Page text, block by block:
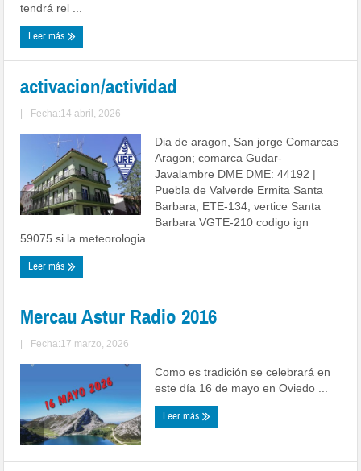
tendrá rel ...
Leer más
activacion/actividad
| Fecha:14 abril, 2026
Dia de aragon, San jorge Comarcas
Aragon; comarca Gudar-
Javalambre DME DME: 44192 |
Puebla de Valverde Ermita Santa
Barbara, ETE-134, vertice Santa
Barbara VGTE-210 codigo ign
59075 si la meteorologia ...
Leer más
Mercau Astur Radio 2016
| Fecha:17 marzo, 2026
Como es tradición se celebrará en
este día 16 de mayo en Oviedo ...
Leer más